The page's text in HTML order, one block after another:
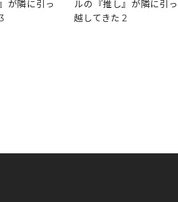
が隣に引っ
ルの『推し』が隣に引っ
越してきた 2